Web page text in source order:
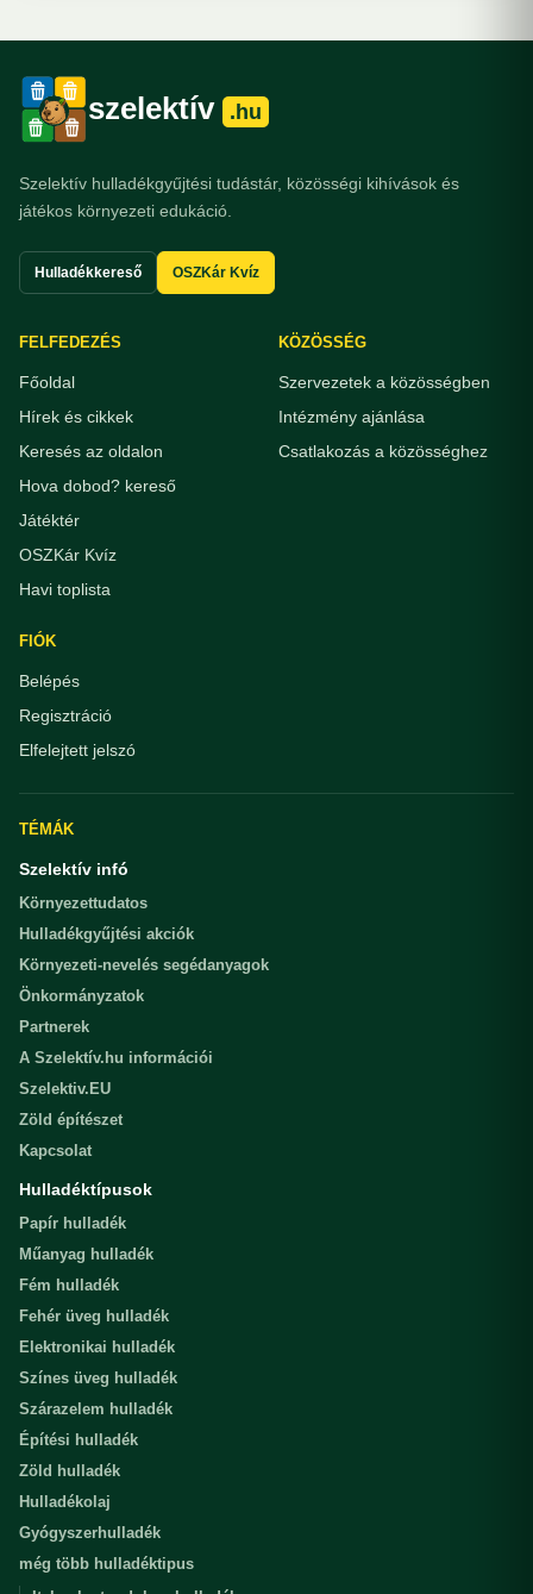
szelektív .hu
Szelektív hulladékgyűjtési tudástár, közösségi kihívások és
játékos környezeti edukáció.
Hulladékkereső OSZKár Kvíz
FELFEDEZÉS
Főoldal
Hírek és cikkek
Keresés az oldalon
Hova dobod? kereső
Játéktér
OSZKár Kvíz
Havi toplista
KÖZÖSSÉG
Szervezetek a közösségben
Intézmény ajánlása
Csatlakozás a közösséghez
FIÓK
Belépés
Regisztráció
Elfelejtett jelszó
TÉMÁK
Szelektív infó
Környezettudatos
Hulladékgyűjtési akciók
Környezeti-nevelés segédanyagok
Önkormányzatok
Partnerek
A Szelektív.hu információi
Szelektiv.EU
Zöld építészet
Kapcsolat
Hulladéktípusok
Papír hulladék
Műanyag hulladék
Fém hulladék
Fehér üveg hulladék
Elektronikai hulladék
Színes üveg hulladék
Szárazelem hulladék
Építési hulladék
Zöld hulladék
Hulladékolaj
Gyógyszerhulladék
még több hulladéktipus